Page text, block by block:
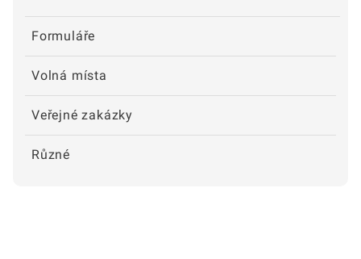
Formuláře
Volná místa
Veřejné zakázky
Různé